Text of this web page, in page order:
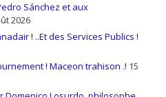
Sánchez et aux
2026
! ..Et des Services Publics !
! Maceon trahison .! 15